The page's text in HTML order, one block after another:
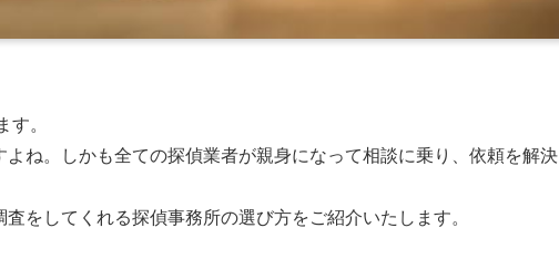
す。
よね。しかも全ての探偵業者が親身になって相談に乗り、依頼を解決
をしてくれる探偵事務所の選び方をご紹介いたします。